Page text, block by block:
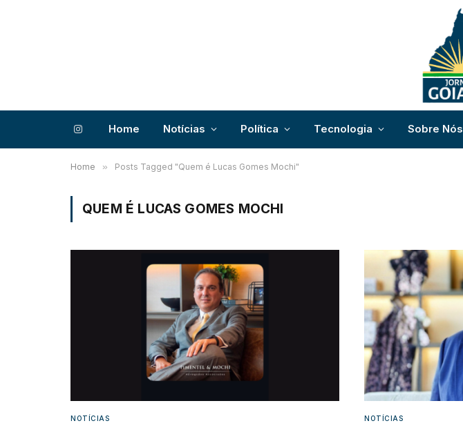
InstagramHome Notícias Política Tecnologia Sobre Nós
Home » Posts Tagged "Quem é Lucas Gomes Mochi"
QUEM É LUCAS GOMES MOCHI
NOTÍCIAS NOTÍCIAS